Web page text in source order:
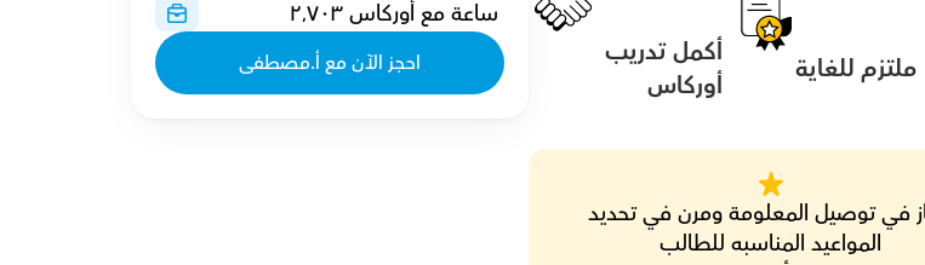
احجز الآن مع أ.مصطفى ملتزم للغاية
أوركاس
المواعيد المناسبه للطالب